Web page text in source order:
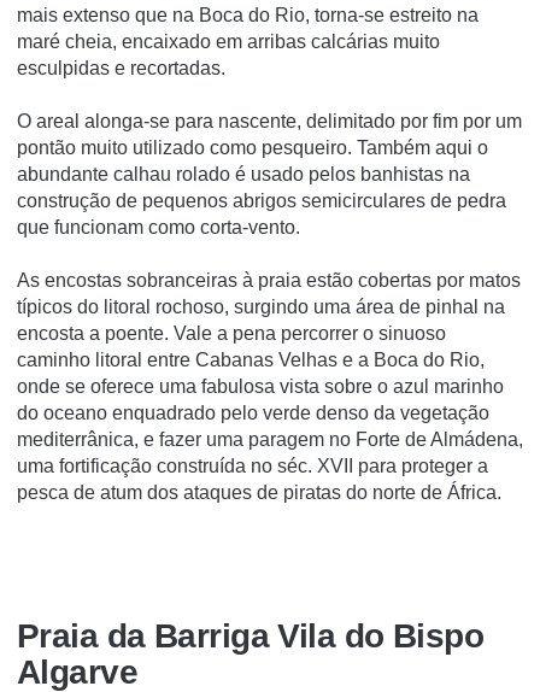
mais extenso que na Boca do Rio, torna-se estreito na
maré cheia, encaixado em arribas calcárias muito
esculpidas e recortadas.
O areal alonga-se para nascente, delimitado por fim por um
pontão muito utilizado como pesqueiro. Também aqui o
abundante calhau rolado é usado pelos banhistas na
construção de pequenos abrigos semicirculares de pedra
que funcionam como corta-vento.
As encostas sobranceiras à praia estão cobertas por matos
típicos do litoral rochoso, surgindo uma área de pinhal na
encosta a poente. Vale a pena percorrer o sinuoso
caminho litoral entre Cabanas Velhas e a Boca do Rio,
onde se oferece uma fabulosa vista sobre o azul marinho
do oceano enquadrado pelo verde denso da vegetação
mediterrânica, e fazer uma paragem no Forte de Almádena,
uma fortificação construída no séc. XVII para proteger a
pesca de atum dos ataques de piratas do norte de África.
Praia da Barriga Vila do Bispo
Algarve